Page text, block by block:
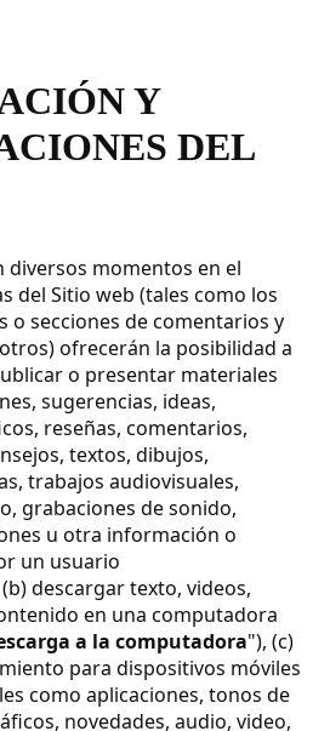
Y
DEL
diversos momentos en el
del Sitio web (tales como los
o secciones de comentarios y
ofrecerán la posibilidad a
o presentar materiales
sugerencias, ideas,
reseñas, comentarios,
textos, dibujos,
trabajos audiovisuales,
grabaciones de sonido,
u otra información o
un usuario
descargar texto, videos,
en una computadora
a la computadora"), (c)
para dispositivos móviles
como aplicaciones, tonos de
novedades, audio, video,